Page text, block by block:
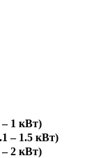
– 1 кВт)
– 1.5 кВт)
– 2 кВт)